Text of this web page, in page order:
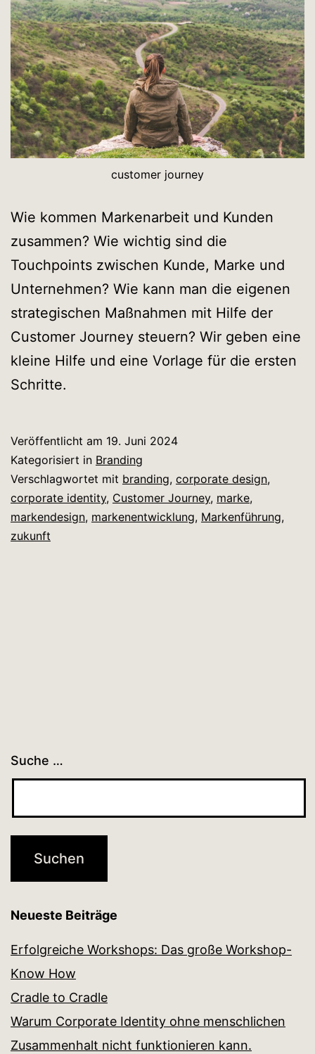
customer journey
Wie kommen Markenarbeit und Kunden
zusammen? Wie wichtig sind die
Touchpoints zwischen Kunde, Marke und
Unternehmen? Wie kann man die eigenen
strategischen Maßnahmen mit Hilfe der
Customer Journey steuern? Wir geben eine
kleine Hilfe und eine Vorlage für die ersten
Schritte.
Veröffentlicht am 19. Juni 2024
Kategorisiert in Branding
Verschlagwortet mit branding, corporate design,
corporate identity, Customer Journey, marke,
markendesign, markenentwicklung, Markenführung,
zukunft
Suche …
Neueste Beiträge
Erfolgreiche Workshops: Das große Workshop-
Know How
Cradle to Cradle
Warum Corporate Identity ohne menschlichen
Zusammenhalt nicht funktionieren kann.